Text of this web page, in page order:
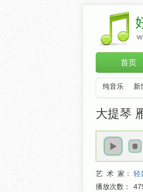
首页
纯音乐 新
大提琴
艺 术 家： 轻
播放次数：